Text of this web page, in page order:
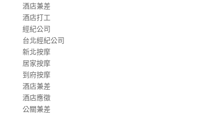
酒店兼差
酒店打工
經紀公司
台北經紀公司
新北按摩
居家按摩
到府按摩
酒店兼差
酒店應徵
公關兼差